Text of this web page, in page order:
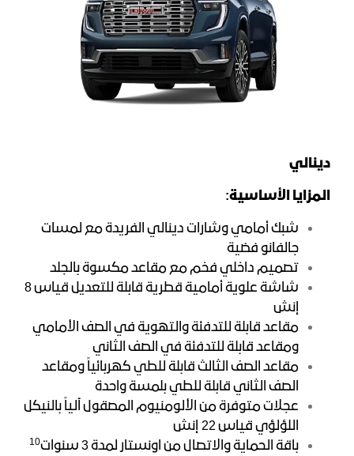
دينالي
المزايا الأساسية:
شبك أمامي وشارات دينالي الفريدة مع لمسات
جالفانو فضية
تصميم داخلي فخم مع مقاعد مكسوة بالجلد
شاشة علوية أمامية قطرية قابلة للتعديل قياس 8
إنش
مقاعد قابلة للتدفئة والتهوية في الصف الأمامي
ومقاعد قابلة للتدفئة في الصف الثاني
مقاعد الصف الثالث قابلة للطي كهربائياً ومقاعد
الصف الثاني قابلة للطي بلمسة واحدة
عجلات متوفرة من الألومنيوم المصقول آلياً بالنيكل
اللؤلؤي قياس 22 إنش
باقة الحماية والاتصال من اونستار لمدة 3
سنوات 10